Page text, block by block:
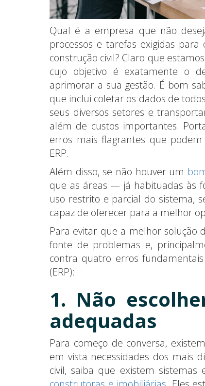
Qual é a empresa que não
processos e tarefas exigidas
construção civil? Claro que
cujo objetivo é exatamente o
aprimorar a sua gestão. É bom
que inclui coletar os dados de
seus diversos setores e
além de custos importantes.
erros mais flagrantes que
ERP.
Além disso, se não houver um
que as áreas — já habituadas às
uso restrito e parcial do sistema,
capaz de oferecer para a melhor
Para evitar que a melhor solução
fonte de problemas e,
contra quatro erros
(ERP):
1. Não
adequadas
Para começo de conversa,
em vista necessidades dos mais
civil, saiba que existem sistemas